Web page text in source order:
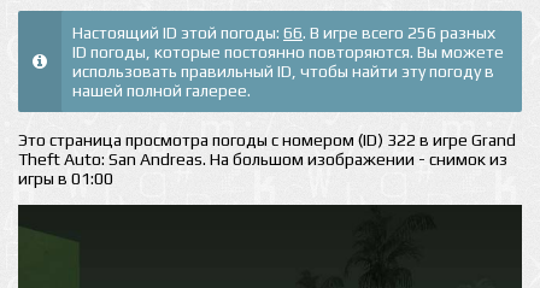
Настоящий ID этой погоды: 66. В игре всего 256 разных
ID погоды, которые постоянно повторяются. Вы можете
использовать правильный ID, чтобы найти эту погоду в
нашей полной галерее.
Это страница просмотра погоды с номером (ID) 322 в игре Grand
Theft Auto: San Andreas. На большом изображении - снимок из
игры в 01:00